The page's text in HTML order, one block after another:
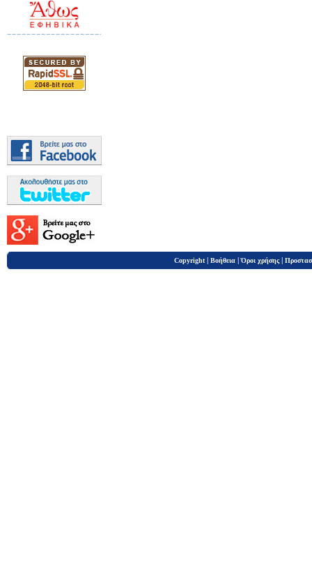
Copyright | Βοήθεια |Όροι χρήσης |